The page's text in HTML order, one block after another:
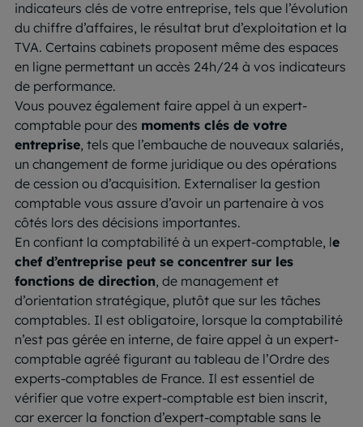
indicateurs clés de votre entreprise, tels que l’évolution
du chiffre d’affaires, le résultat brut d’exploitation et la
TVA. Certains cabinets proposent même des espaces
en ligne permettant un accès 24h/24 à vos indicateurs
de performance.
Vous pouvez également faire appel à un expert-
comptable pour des moments clés de votre
entreprise, tels que l’embauche de nouveaux salariés,
un changement de forme juridique ou des opérations
de cession ou d’acquisition. Externaliser la gestion
comptable vous assure d’avoir un partenaire à vos
côtés lors des décisions importantes.
En confiant la comptabilité à un expert-comptable, le
chef d’entreprise peut se concentrer sur les
fonctions de direction, de management et
d’orientation stratégique, plutôt que sur les tâches
comptables. Il est obligatoire, lorsque la comptabilité
n’est pas gérée en interne, de faire appel à un expert-
comptable agréé figurant au tableau de l’Ordre des
experts-comptables de France. Il est essentiel de
vérifier que votre expert-comptable est bien inscrit,
car exercer la fonction d’expert-comptable sans le